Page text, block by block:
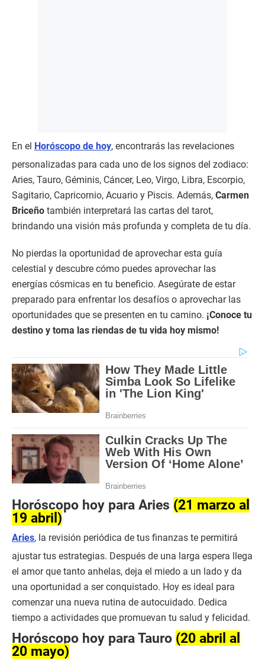
En el Horóscopo de hoy, encontrarás las revelaciones
personalizadas para cada uno de los signos del zodiaco:
Aries, Tauro, Géminis, Cáncer, Leo, Virgo, Libra, Escorpio,
Sagitario, Capricornio, Acuario y Piscis. Además, Carmen
Briceño también interpretará las cartas del tarot,
brindando una visión más profunda y completa de tu día.
No pierdas la oportunidad de aprovechar esta guía
celestial y descubre cómo puedes aprovechar las
energías cósmicas en tu beneficio. Asegúrate de estar
preparado para enfrentar los desafíos o aprovechar las
oportunidades que se presenten en tu camino. ¡Conoce tu
destino y toma las riendas de tu vida hoy mismo!
Horóscopo hoy para Aries (21 marzo al
19 abril)
Aries, la revisión periódica de tus finanzas te permitirá
ajustar tus estrategias. Después de una larga espera llega
el amor que tanto anhelas, deja el miedo a un lado y da
una oportunidad a ser conquistado. Hoy es ideal para
comenzar una nueva rutina de autocuidado. Dedica
tiempo a actividades que promuevan tu salud y felicidad.
Horóscopo hoy para Tauro (20 abril al
20 mayo)